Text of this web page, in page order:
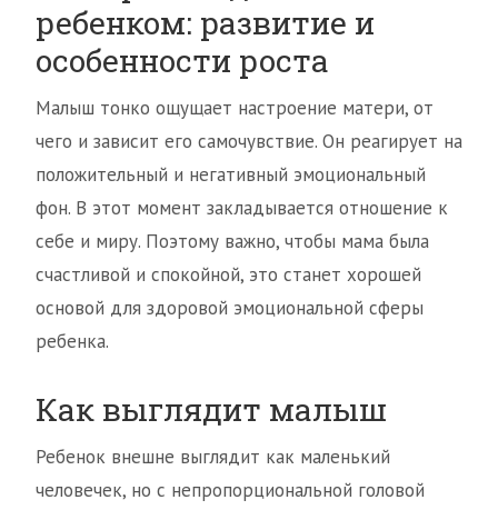
ребенком: развитие и
особенности роста
Малыш тонко ощущает настроение матери, от
чего и зависит его самочувствие. Он реагирует на
положительный и негативный эмоциональный
фон. В этот момент закладывается отношение к
себе и миру. Поэтому важно, чтобы мама была
счастливой и спокойной, это станет хорошей
основой для здоровой эмоциональной сферы
ребенка.
Как выглядит малыш
Ребенок внешне выглядит как маленький
человечек, но с непропорциональной головой